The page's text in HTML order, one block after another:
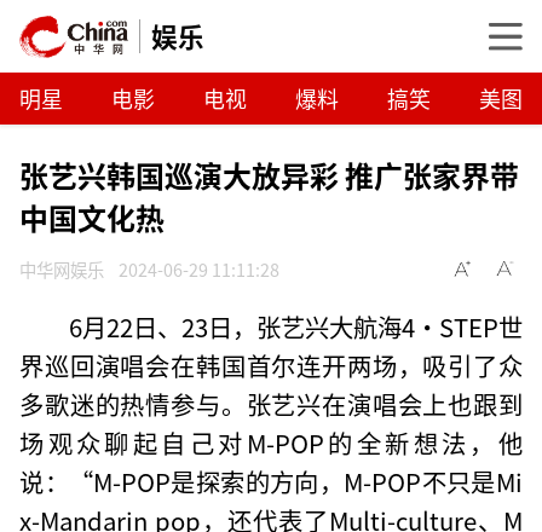
娱乐
明星 电影 电视 爆料 搞笑 美图
张艺兴韩国巡演大放异彩 推广张家界带
中国文化热
中华网娱乐 2024-06-29 11:11:28
6月22日、23日，张艺兴大航海4·STEP世
界巡回演唱会在韩国首尔连开两场，吸引了众
多歌迷的热情参与。张艺兴在演唱会上也跟到
场观众聊起自己对M-POP的全新想法，他
说：“M-POP是探索的方向，M-POP不只是Mi
x-Mandarin pop，还代表了Multi-culture、M